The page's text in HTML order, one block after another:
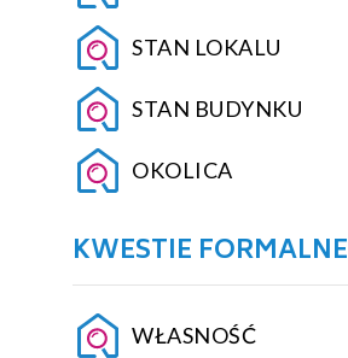
STAN LOKALU
STAN BUDYNKU
OKOLICA
KWESTIE FORMALNE
WŁASNOŚĆ